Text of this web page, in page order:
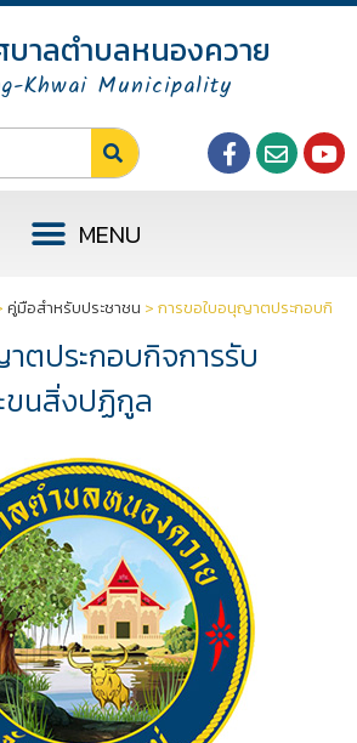
บาลตำบลหนองควาย
Khwai Municipality
คู่มือสำหรับประชาชน > การขอใบอนุญาตประกอบกิจก
ตประกอบกิจการรับ
ขนสิ่งปฏิกูล